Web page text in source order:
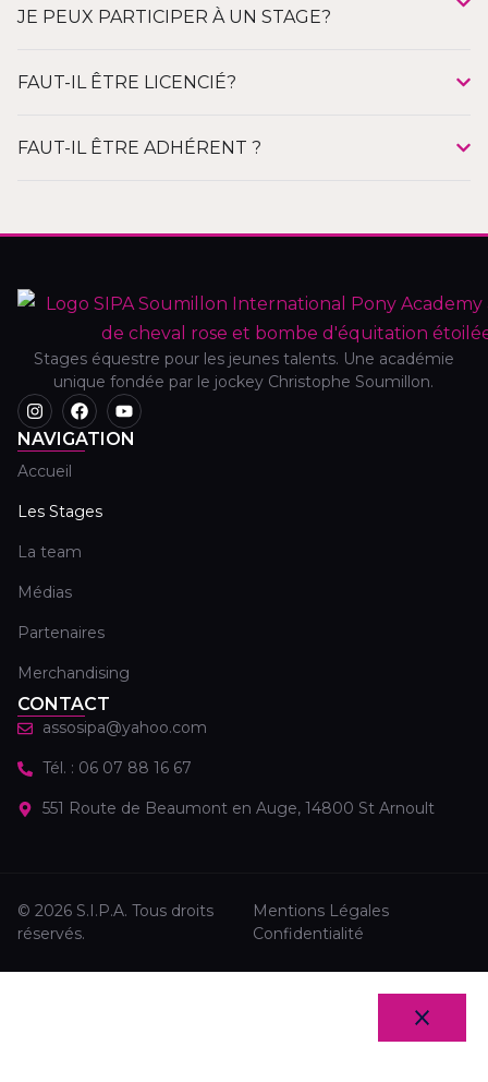
JE PEUX PARTICIPER À UN STAGE?
FAUT-IL ÊTRE LICENCIÉ?
FAUT-IL ÊTRE ADHÉRENT ?
Stages équestre pour les jeunes talents. Une académie
unique fondée par le jockey Christophe Soumillon.
NAVIGATION
Accueil
Les Stages
La team
Médias
Partenaires
Merchandising
CONTACT
assosipa@yahoo.com
Tél. : 06 07 88 16 67
551 Route de Beaumont en Auge, 14800 St Arnoult
© 2026 S.I.P.A. Tous droits
réservés.
Mentions Légales
Confidentialité